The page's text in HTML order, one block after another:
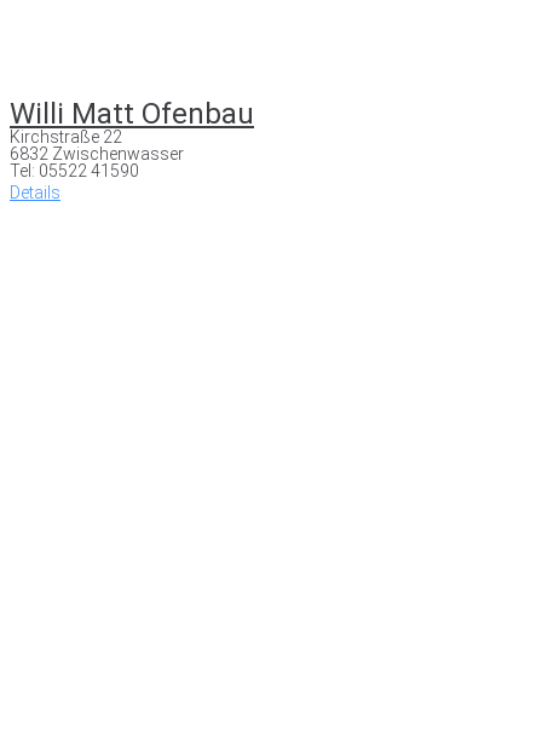
Willi Matt Ofenbau
Kirchstraße 22
6832 Zwischenwasser
Tel: 05522 41590
Details